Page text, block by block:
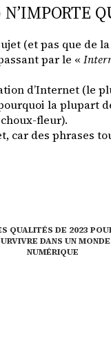
(et pas que de
par le «
d’Internet (le
la plupart
fleur).
car des phrases
QUALITÉS DE 2023
DANS UN MONDE
NUMÉRIQUE